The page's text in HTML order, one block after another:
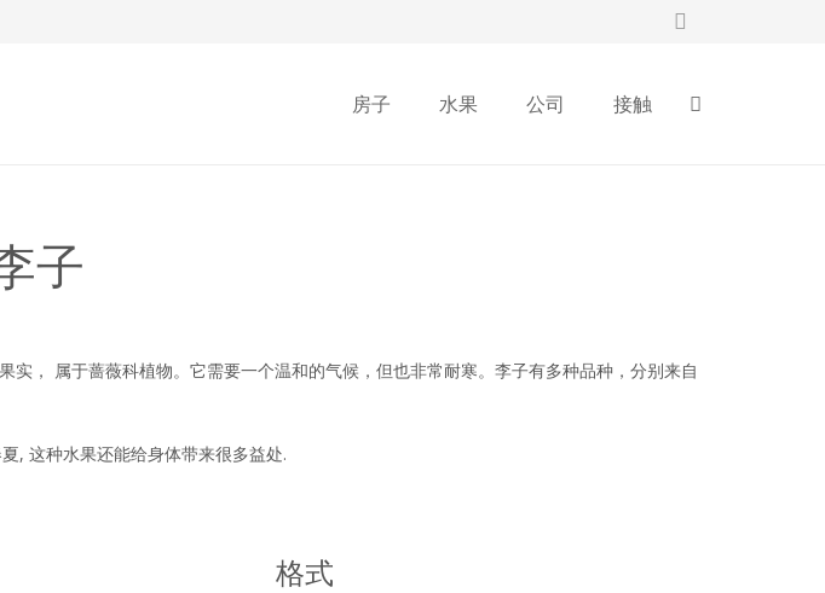
房子 水果 公司 接触
子
实， 属于蔷薇科植物。它需要一个温和的气候，但也非常耐寒。李子有多种品种，分别来自
, 这种水果还能给身体带来很多益处.
格式